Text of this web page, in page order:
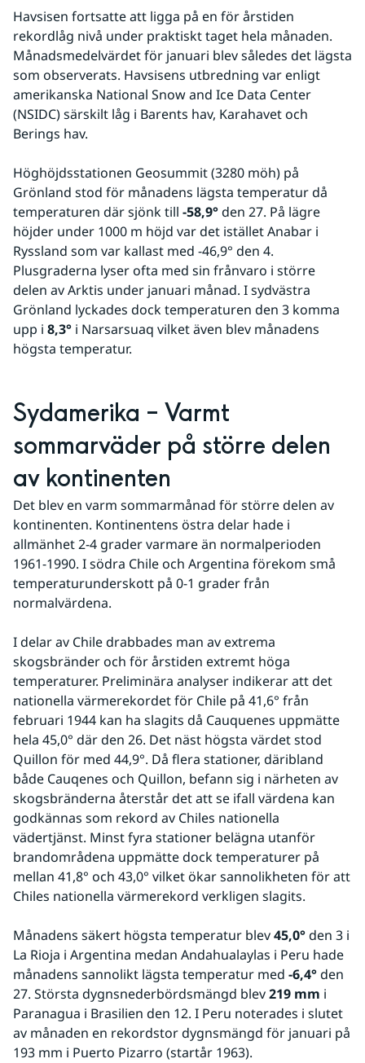
Havsisen fortsatte att ligga på en för årstiden
rekordlåg nivå under praktiskt taget hela månaden.
Månadsmedelvärdet för januari blev således det lägsta
som observerats. Havsisens utbredning var enligt
amerikanska National Snow and Ice Data Center
(NSIDC) särskilt låg i Barents hav, Karahavet och
Berings hav.
Höghöjdsstationen Geosummit (3280 möh) på
Grönland stod för månadens lägsta temperatur då
temperaturen där sjönk till -58,9° den 27. På lägre
höjder under 1000 m höjd var det istället Anabar i
Ryssland som var kallast med -46,9° den 4.
Plusgraderna lyser ofta med sin frånvaro i större
delen av Arktis under januari månad. I sydvästra
Grönland lyckades dock temperaturen den 3 komma
upp i 8,3° i Narsarsuaq vilket även blev månadens
högsta temperatur.
Sydamerika – Varmt
sommarväder på större delen
av kontinenten
Det blev en varm sommarmånad för större delen av
kontinenten. Kontinentens östra delar hade i
allmänhet 2-4 grader varmare än normalperioden
1961-1990. I södra Chile och Argentina förekom små
temperaturunderskott på 0-1 grader från
normalvärdena.
I delar av Chile drabbades man av extrema
skogsbränder och för årstiden extremt höga
temperaturer. Preliminära analyser indikerar att det
nationella värmerekordet för Chile på 41,6° från
februari 1944 kan ha slagits då Cauquenes uppmätte
hela 45,0° där den 26. Det näst högsta värdet stod
Quillon för med 44,9°. Då flera stationer, däribland
både Cauqenes och Quillon, befann sig i närheten av
skogsbränderna återstår det att se ifall värdena kan
godkännas som rekord av Chiles nationella
vädertjänst. Minst fyra stationer belägna utanför
brandområdena uppmätte dock temperaturer på
mellan 41,8° och 43,0° vilket ökar sannolikheten för att
Chiles nationella värmerekord verkligen slagits.
Månadens säkert högsta temperatur blev 45,0° den 3 i
La Rioja i Argentina medan Andahualaylas i Peru hade
månadens sannolikt lägsta temperatur med -6,4° den
27. Största dygnsnederbördsmängd blev 219 mm i
Paranagua i Brasilien den 12. I Peru noterades i slutet
av månaden en rekordstor dygnsmängd för januari på
193 mm i Puerto Pizarro (startår 1963).